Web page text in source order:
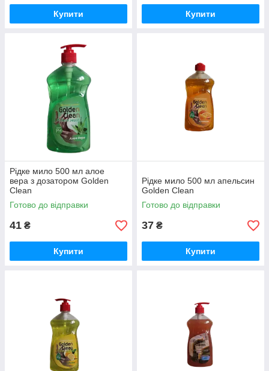
Купити Купити
Рідке мило 500 мл алое
вера з дозатором Golden
Clean
Готово до відправки
41 ₴
Купити
Рідке мило 500 мл апельсин
Golden Clean
Готово до відправки
37 ₴
Купити